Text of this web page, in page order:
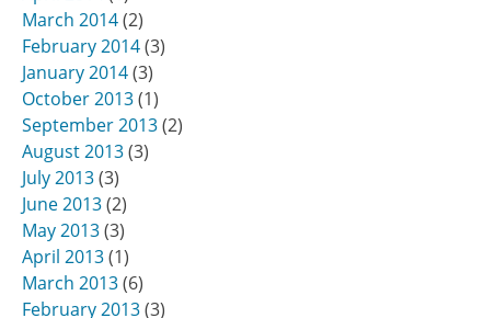
March 2014(2)
February 2014(3)
January 2014(3)
October 2013(1)
September 2013(2)
August 2013(3)
July 2013(3)
June 2013(2)
May 2013(3)
April 2013(1)
March 2013(6)
February 2013(3)